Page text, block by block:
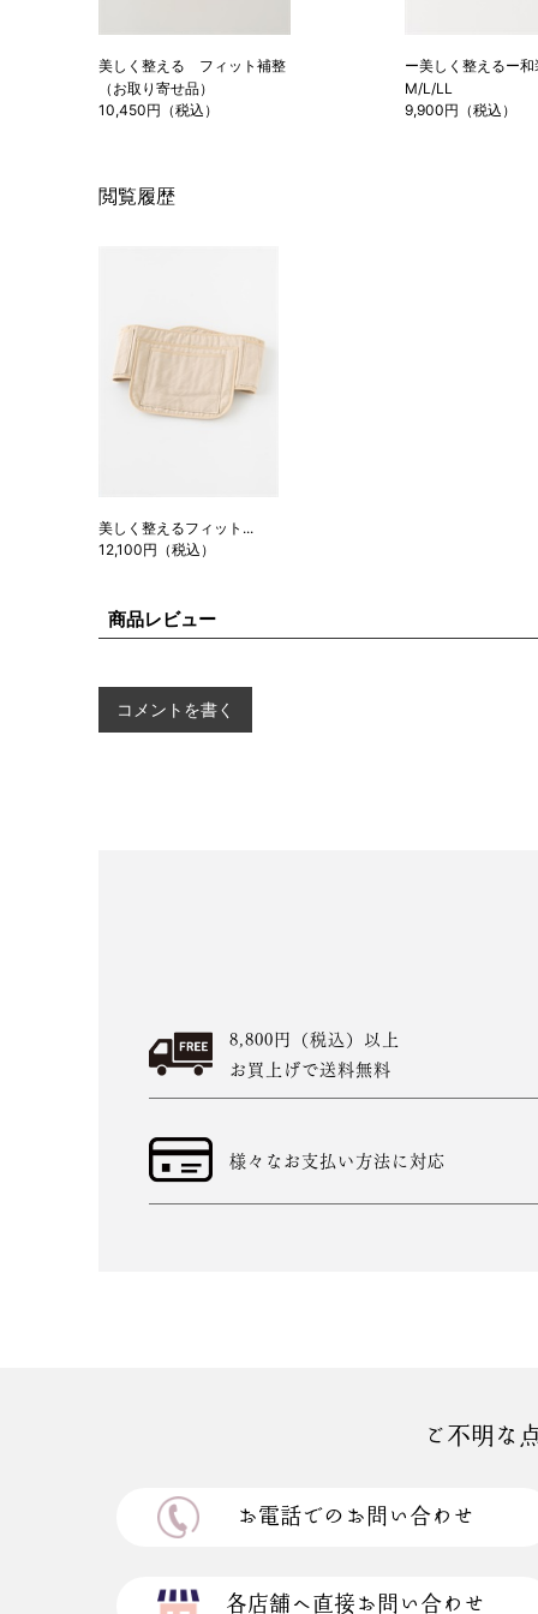
美しく整える フィット補整
（お取り寄せ品）
10,450円（税込）
ー美しく整えるー
M/L/LL
9,900円（税込）
閲覧履歴
美しく整えるフィット...
12,100円（税込）
商品レビュー
コメントを書く
8,800円（税込）以上
お買上げで送料無料
様々なお支払い方法に対応
ご不明な
お電話でのお問い合わせ
各店舗へ直接お問い合わせ